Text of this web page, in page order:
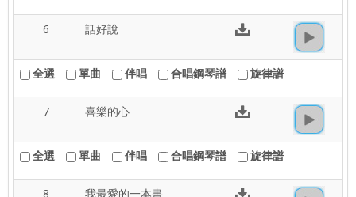
6 話好說
全選 單曲 伴唱 合唱鋼琴譜 旋律譜
7 喜樂的心
全選 單曲 伴唱 合唱鋼琴譜 旋律譜
8 我最愛的一本書